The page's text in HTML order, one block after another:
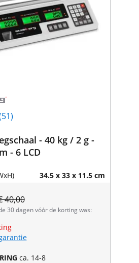
- 40 kg / 2 g -
- 6 LCD
34.5 x 33 x 11.5 cm
40,00
30 dagen vóór de korting was:
ca. 14-8